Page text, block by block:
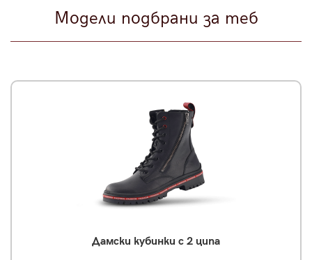
Модели подбрани за теб
Дамски кубинки с 2 ципа